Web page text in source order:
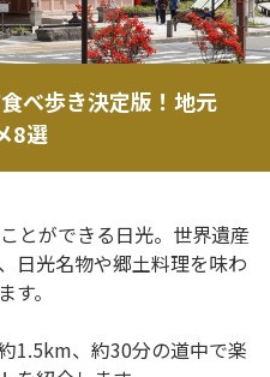
べ歩き決定版！地元
8選
とができる日光。世界遺産
日光名物や郷土料理を味わ
。
1.5km、約30分の道中で楽